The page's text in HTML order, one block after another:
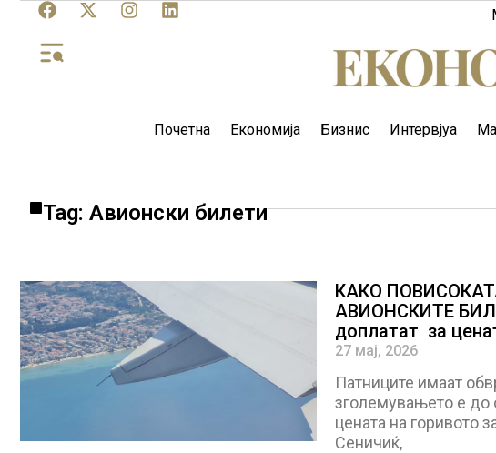
Почетна Економија Бизнис Интервјуа
Tag: Авионски билети
КАКО
АВИОНСКИТЕ
доплатат за
27 мај, 2026
Патниците имаат
зголемувањето е до
цената на горивото
Сеничиќ,